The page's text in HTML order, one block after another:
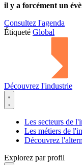
il y a forcément un
Consultez l'agenda
Étiqueté Global
Découvrez l'industrie
Les secteurs de
Les métiers de
Découvrez
Explorez par profil